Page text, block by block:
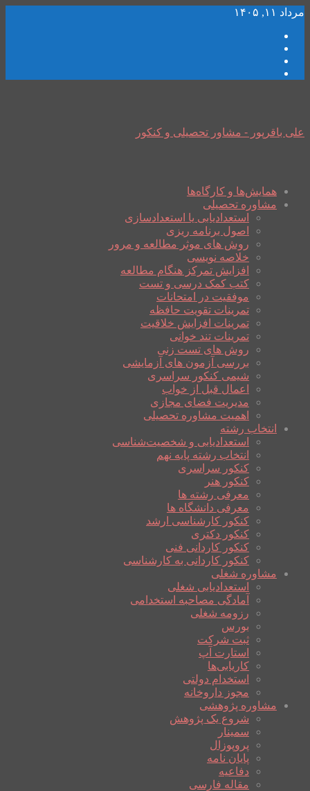
مرداد ۱۱, ۱۴۰۵
علی باقرپور - مشاور تحصیلی و کنکور
همایش‌ها و کارگاه‌ها
مشاوره تحصیلی
استعدادیابی یا استعدادسازی
اصول برنامه ریزی
روش های موثر مطالعه و مرور
خلاصه نویسی
افزایش تمرکز هنگام مطالعه
کتب کمک درسی و تست
موفقیت در امتحانات
تمرینات تقویت حافظه
تمرینات افزایش خلاقیت
تمرینات تند خوانی
روش های تست زنی
بررسی آزمون های آزمایشی
شیمی کنکور سراسری
اعمال قبل از خواب
مدیریت فضای مجازی
اهمیت مشاوره تحصیلی
انتخاب رشته
استعدادیابی و شخصیت‌شناسی
انتخاب رشته پایه نهم
کنکور سراسری
کنکور هنر
معرفی رشته ها
معرفی دانشگاه ها
کنکور کارشناسی ارشد
کنکور دکتری
کنکور کاردانی فنی
کنکور کاردانی به کارشناسی
مشاوره شغلی
استعدادیابی شغلی
آمادگی مصاحبه استخدامی
رزومه شغلی
بورس
ثبت شرکت
استارت آپ
کاریابی‌ها
استخدام دولتی
مجوز داروخانه
مشاوره پژوهشی
شروع یک پژوهش
سمینار
پروپوزال
پایان نامه
دفاعیه
مقاله فارسی